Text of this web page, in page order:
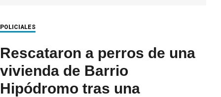
POLICIALES
Rescataron a perros de una
vivienda de Barrio
Hipódromo tras una